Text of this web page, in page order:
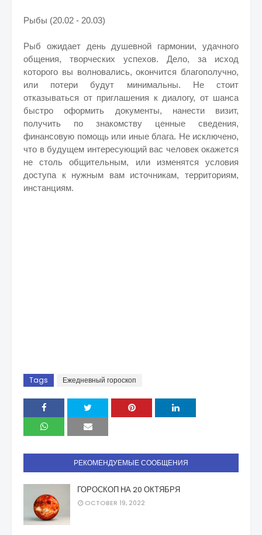
Рыбы (20.02 - 20.03)
Рыб ожидает день душевной гармонии, удачного
общения, творческих успехов. Дело, за исход
которого вы волновались, окончится благополучно,
или потери будут минимальны. Не стоит
отказываться от приглашения к диалогу, от шанса
быстро оформить документы, нанести визит,
получить по знакомству ценные сведения,
финансовую помощь или иные блага. Не исключено,
что в будущем интересующий вас человек окажется
не столь общительным, или изменятся условия
доступа к нужным вам источникам, территориям,
инстанциям.
Tags Ежедневный гороскоп
РЕКОМЕНДУЕМЫЕ СООБЩЕНИЯ
ГОРОСКОП НА 20 ОКТЯБРЯ
OCTOBER 19, 2022